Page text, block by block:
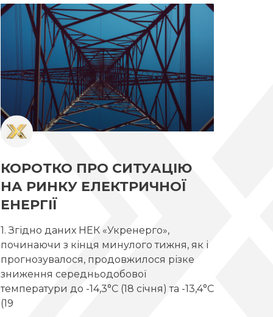
КОРОТКО ПРО СИТУАЦІЮ
НА РИНКУ ЕЛЕКТРИЧНОЇ
ЕНЕРГІЇ
1. Згідно даних НЕК «Укренерго»,
починаючи з кінця минулого тижня, як і
прогнозувалося, продовжилося різке
зниження середньодобової
температури до -14,3°С (18 січня) та -13,4°С
(19